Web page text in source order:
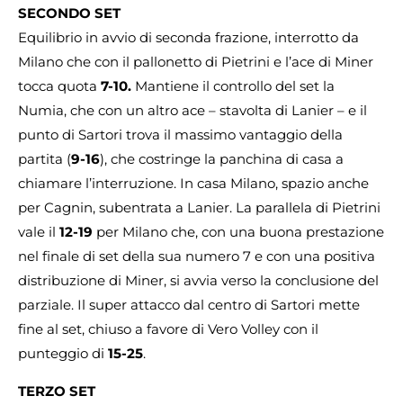
SECONDO SET
Equilibrio in avvio di seconda frazione, interrotto da
Milano che con il pallonetto di Pietrini e l’ace di Miner
tocca quota 7-10. Mantiene il controllo del set la
Numia, che con un altro ace – stavolta di Lanier – e il
punto di Sartori trova il massimo vantaggio della
partita (9-16), che costringe la panchina di casa a
chiamare l’interruzione. In casa Milano, spazio anche
per Cagnin, subentrata a Lanier. La parallela di Pietrini
vale il 12-19 per Milano che, con una buona prestazione
nel finale di set della sua numero 7 e con una positiva
distribuzione di Miner, si avvia verso la conclusione del
parziale. Il super attacco dal centro di Sartori mette
fine al set, chiuso a favore di Vero Volley con il
punteggio di 15-25.
TERZO SET